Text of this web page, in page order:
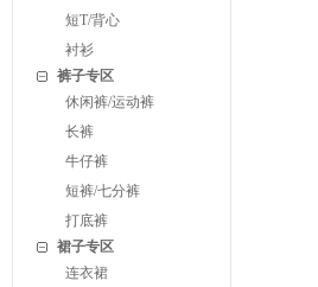
短T/背心
衬衫
裤子专区
休闲裤/运动裤
长裤
牛仔裤
短裤/七分裤
打底裤
裙子专区
连衣裙